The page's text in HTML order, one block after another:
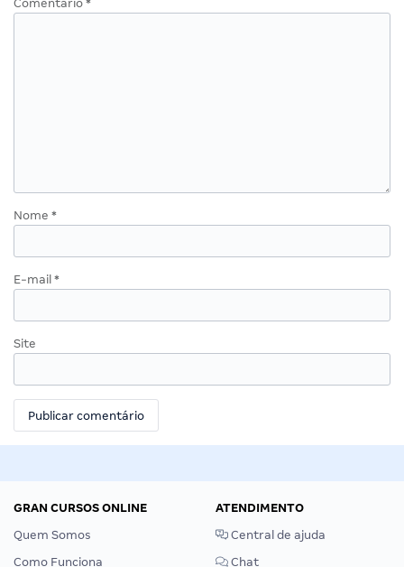
Comentário *
Nome *
E-mail *
Site
GRAN CURSOS ONLINE
Quem Somos
Como Funciona
ATENDIMENTO
Central de ajuda
Chat